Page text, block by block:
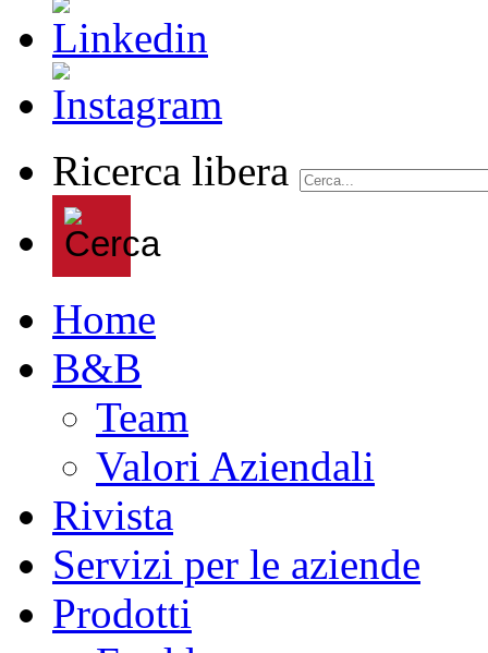
Ricerca libera
Home
B&B
Team
Valori Aziendali
Rivista
Servizi per le aziende
Prodotti